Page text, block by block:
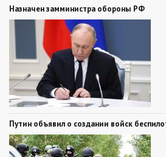
Назначен замминистра обороны РФ
Путин объявил о создании войск